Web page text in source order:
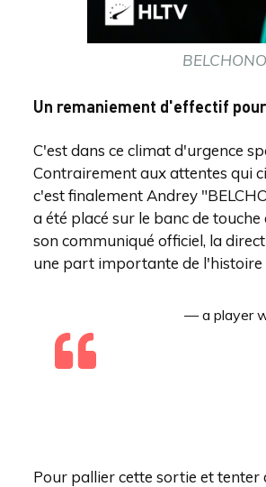
Un remaniement d'effectif
C'est dans ce climat d'urgence
Contrairement aux attentes qui
c'est finalement Andrey
a été placé sur le banc de
son communiqué officiel, la
une part importante de l'histoire
— a player
Pour pallier cette sortie et tenter